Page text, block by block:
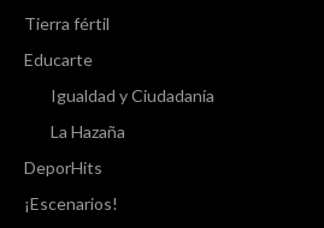
Tierra fértil
Educarte
Igualdad y Ciudadanía
La Hazaña
DeporHits
¡Escenarios!